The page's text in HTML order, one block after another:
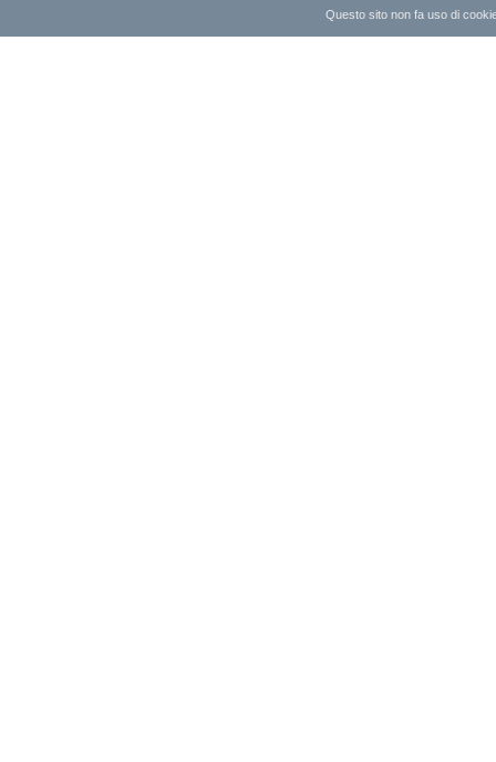
Questo sito non fa uso di